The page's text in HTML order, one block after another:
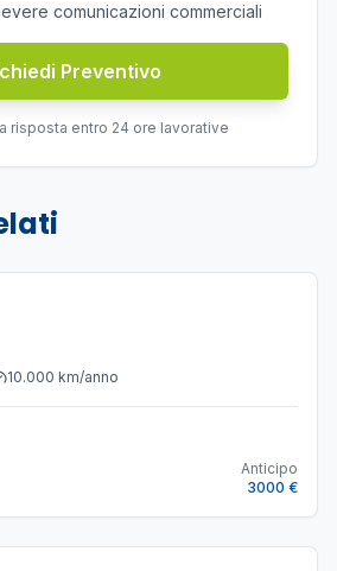
comunicazioni commerciali
Preventivo
risposta entro 24 ore lavorative
10.000 km/anno
Anticipo
3000 €